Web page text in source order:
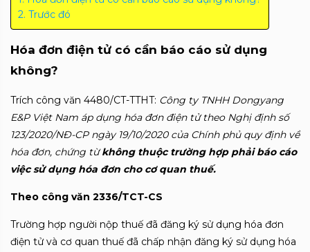
Trước đó
Hóa đơn điện tử có cần báo cáo sử dụng
không?
Trích công văn 4480/CT-TTHT: Công ty TNHH Dongyang
E&P Việt Nam áp dụng hóa đơn điện tử theo Nghị định số
123/2020/NĐ-CP ngày 19/10/2020 của Chính phủ quy định về
hóa đơn, chứng từkhông thuộc trường hợp phải báo cáo
việc sử dụng hóa đơn cho cơ quan thuế.
Theo công văn 2336/TCT-CS
Trường hợp người nộp thuế đã đăng ký sử dụng hóa đơn
điện tử và cơ quan thuế đã chấp nhận đăng ký sử dụng hóa